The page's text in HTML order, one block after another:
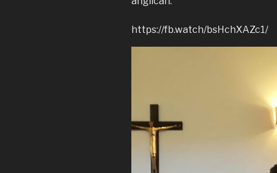
https://fb.watch/bsHchXAZc1/